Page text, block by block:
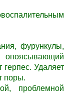
фурункулы,
Удаляет
поры.
проблемной